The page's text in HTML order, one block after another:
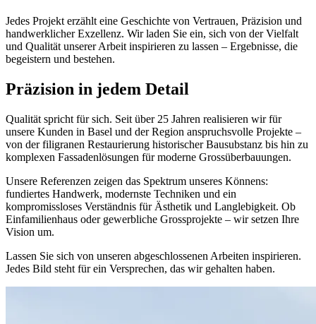
Jedes Projekt erzählt eine Geschichte von Vertrauen, Präzision und
handwerklicher Exzellenz. Wir laden Sie ein, sich von der Vielfalt
und Qualität unserer Arbeit inspirieren zu lassen – Ergebnisse, die
begeistern und bestehen.
Präzision in jedem Detail
Qualität spricht für sich. Seit über 25 Jahren realisieren wir für
unsere Kunden in Basel und der Region anspruchsvolle Projekte –
von der filigranen Restaurierung historischer Bausubstanz bis hin zu
komplexen Fassadenlösungen für moderne Grossüberbauungen.
Unsere Referenzen zeigen das Spektrum unseres Könnens:
fundiertes Handwerk, modernste Techniken und ein
kompromissloses Verständnis für Ästhetik und Langlebigkeit. Ob
Einfamilienhaus oder gewerbliche Grossprojekte – wir setzen Ihre
Vision um.
Lassen Sie sich von unseren abgeschlossenen Arbeiten inspirieren.
Jedes Bild steht für ein Versprechen, das wir gehalten haben.